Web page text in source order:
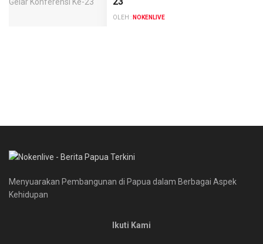
OLEH : NOKENLIVE
Menyuarakan Pembangunan di Papua dalam Berbagai Aspek
Kehidupan
Ikuti Kami